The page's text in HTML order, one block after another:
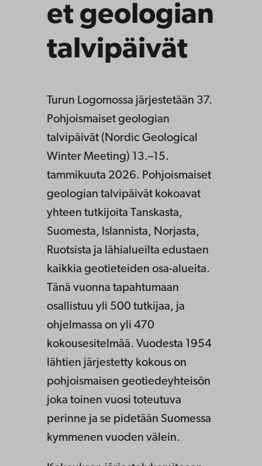
et geologian
talvipäivät
Turun Logomossa järjestetään 37.
Pohjoismaiset geologian
talvipäivät (Nordic Geological
Winter Meeting) 13.–15.
tammikuuta 2026. Pohjoismaiset
geologian talvipäivät kokoavat
yhteen tutkijoita Tanskasta,
Suomesta, Islannista, Norjasta,
Ruotsista ja lähialueilta edustaen
kaikkia geotieteiden osa-alueita.
Tänä vuonna tapahtumaan
osallistuu yli 500 tutkijaa, ja
ohjelmassa on yli 470
kokousesitelmää. Vuodesta 1954
lähtien järjestetty kokous on
pohjoismaisen geotiedeyhteisön
joka toinen vuosi toteutuva
perinne ja se pidetään Suomessa
kymmenen vuoden välein.